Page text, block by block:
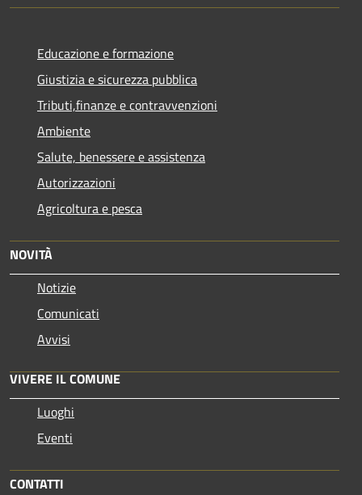
Educazione e formazione
Giustizia e sicurezza pubblica
Tributi,finanze e contravvenzioni
Ambiente
Salute, benessere e assistenza
Autorizzazioni
Agricoltura e pesca
NOVITÀ
Notizie
Comunicati
Avvisi
VIVERE IL COMUNE
Luoghi
Eventi
CONTATTI